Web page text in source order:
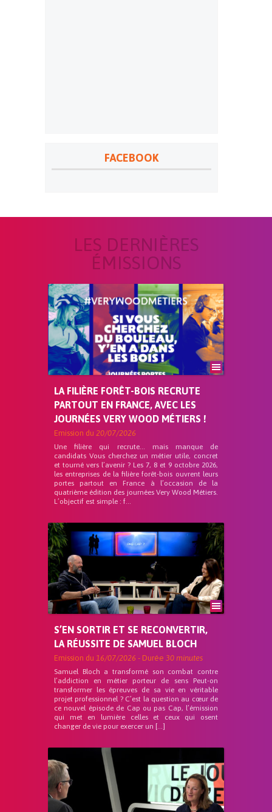
FACEBOOK
LES DERNIÈRES
ÉMISSIONS
LA FILIÈRE FORÊT-BOIS RECRUTE
PARTOUT EN FRANCE, AVEC LES
JOURNÉES VERY WOOD MÉTIERS !
Emission du 20/07/2026
Une filière qui recrute… mais manque de
candidats Vous cherchez un métier utile, concret
et tourné vers l’avenir ? Les 7, 8 et 9 octobre 2026,
les entreprises de la filière forêt-bois ouvrent leurs
portes partout en France à l’occasion de la
quatrième édition des journées Very Wood Métiers.
L’objectif est simple : f...
S’EN SORTIR ET SE RECONVERTIR,
LA RÉUSSITE DE SAMUEL BLOCH
Emission du 16/07/2026 - Durée 30 minutes
Samuel Bloch a transformé son combat contre
l’addiction en métier porteur de sens Peut-on
transformer les épreuves de sa vie en véritable
projet professionnel ? C’est la question au cœur de
ce nouvel épisode de Cap ou pas Cap, l’émission
qui met en lumière celles et ceux qui osent
changer de vie pour exercer un […]